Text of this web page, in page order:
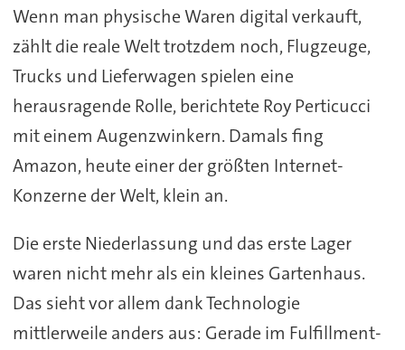
Wenn man physische Waren digital verkauft,
zählt die reale Welt trotzdem noch, Flugzeuge,
Trucks und Lieferwagen spielen eine
herausragende Rolle, berichtete Roy Perticucci
mit einem Augenzwinkern. Damals fing
Amazon, heute einer der größten Internet-
Konzerne der Welt, klein an.
Die erste Niederlassung und das erste Lager
waren nicht mehr als ein kleines Gartenhaus.
Das sieht vor allem dank Technologie
mittlerweile anders aus: Gerade im Fulfillment-